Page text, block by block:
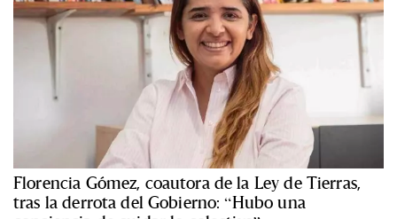
Florencia Gómez, coautora de la Ley de Tierras,
tras la derrota del Gobierno: “Hubo una